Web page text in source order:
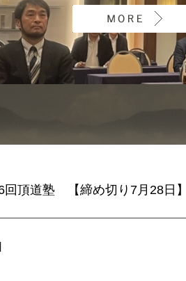
頂道塾 【締め切り7月28日